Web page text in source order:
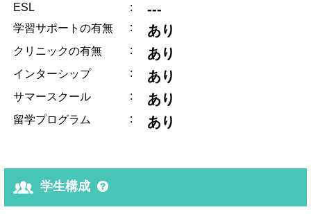
ESL : ---
学習サポートの有無 : あり
クリニックの有無 : あり
インターシップ : あり
サマースクール : あり
留学プログラム : あり
学生構成